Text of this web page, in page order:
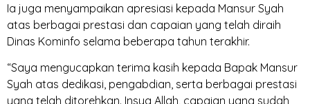
Ia juga menyampaikan apresiasi kepada Mansur Syah
atas berbagai prestasi dan capaian yang telah diraih
Dinas Kominfo selama beberapa tahun terakhir.
“Saya mengucapkan terima kasih kepada Bapak Mansur
Syah atas dedikasi, pengabdian, serta berbagai prestasi
yang telah ditorehkan. Insya Allah, capaian yang sudah